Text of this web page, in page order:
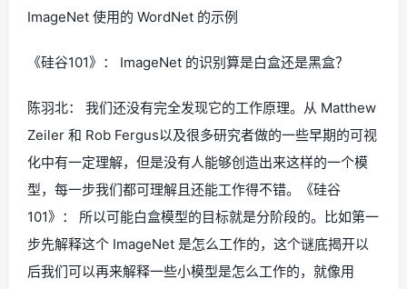
ImageNet 使用的 WordNet 的示例
《硅谷101》： ImageNet 的识别算是白盒还是黑盒？
陈羽北： 我们还没有完全发现它的工作原理。从 Matthew
Zeiler 和 Rob Fergus以及很多研究者做的一些早期的可视
化中有一定理解，但是没有人能够创造出来这样的一个模
型，每一步我们都可理解且还能工作得不错。《硅谷
101》： 所以可能白盒模型的目标就是分阶段的。比如第一
步先解释这个 ImageNet 是怎么工作的，这个谜底揭开以
后我们可以再来解释一些小模型是怎么工作的，就像用